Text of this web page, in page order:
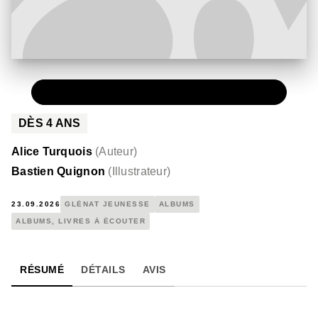
DÈS4 ANS
Alice Turquois (Auteur)
Bastien Quignon ( Illustrateur)
23.09.2026 GLÉNAT JEUNESSE ALBUMS
ALBUMS, LIVRES À ÉCOUTER
RÉSUMÉ DÉTAILS AVIS